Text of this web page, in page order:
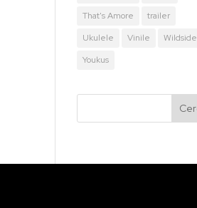
That's Amore
trailer
Ukulele
Vinile
Wildside
Youkus